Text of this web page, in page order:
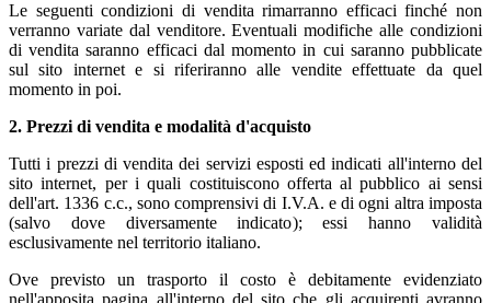
Le seguenti condizioni di vendita rimarranno efficaci finché non
verranno variate dal venditore. Eventuali modifiche alle condizioni
di vendita saranno efficaci dal momento in cui saranno pubblicate
sul sito internet e si riferiranno alle vendite effettuate da quel
momento in poi.
2. Prezzi di vendita e modalità d'acquisto
Tutti i prezzi di vendita dei servizi esposti ed indicati all'interno del
sito internet, per i quali costituiscono offerta al pubblico ai sensi
dell'art. 1336 c.c., sono comprensivi di I.V.A. e di ogni altra imposta
(salvo dove diversamente indicato); essi hanno validità
esclusivamente nel territorio italiano.
Ove previsto un trasporto il costo è debitamente evidenziato